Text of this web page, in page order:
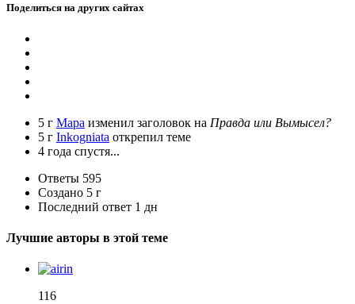
Поделиться на других сайтах
5 г Мара изменил заголовок на Правда или Вымысел?
5 г Inkogniata открепил теме
4 года спустя...
Ответы 595
Создано 5 г
Последний ответ 1 дн
Лучшие авторы в этой теме
116